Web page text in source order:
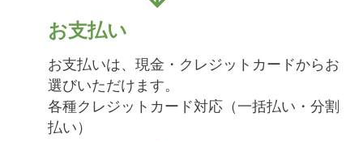
お支払い
お支払いは、現金・クレジットカードからお
選びいただけます。
各種クレジットカード対応（一括払い・分割
払い）